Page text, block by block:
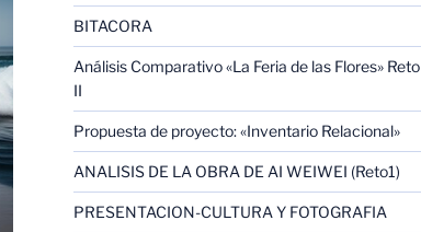
BITACORA
Análisis Comparativo «La Feria de las Flores» Reto
II
Propuesta de proyecto: «Inventario Relacional»
ANALISIS DE LA OBRA DE AI WEIWEI (Reto1)
PRESENTACION-CULTURA Y FOTOGRAFIA